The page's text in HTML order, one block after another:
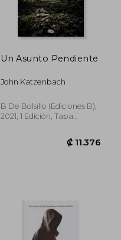
Un Asunto Pendiente
John Katzenbach
B De Bolsillo (Ediciones B),
2021, 1 Edición, Tapa